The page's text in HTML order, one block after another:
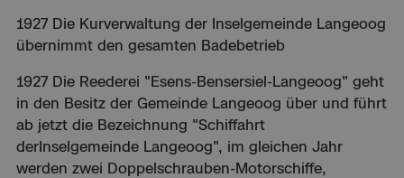
1927 Die Kurverwaltung der Inselgemeinde Langeoog
übernimmt den gesamten Badebetrieb
1927 Die Reederei "Esens-Bensersiel-Langeoog" geht
in den Besitz der Gemeinde Langeoog über und führt
ab jetzt die Bezeichnung "Schiffahrt
derInselgemeinde Langeoog", im gleichen Jahr
werden zwei Doppelschrauben-Motorschiffe,